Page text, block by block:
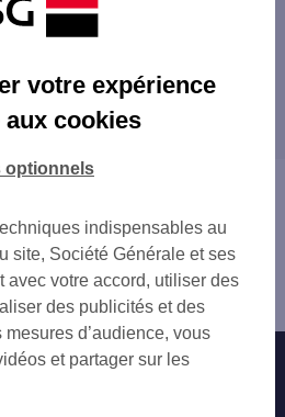
dans les villes à
dans les
Nous contacter
votre expérience
aux cookies
indispensables au
site, Société Générale et ses
avec votre accord, utiliser des
des publicités et des
d’audience, vous
et partager sur les
optionnels